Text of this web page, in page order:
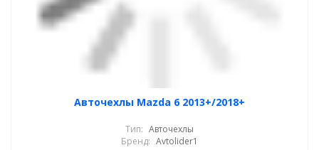
Авточехлы Mazda 6 2013+/2018+
Тип: Авточехлы
Бренд: Avtolider1